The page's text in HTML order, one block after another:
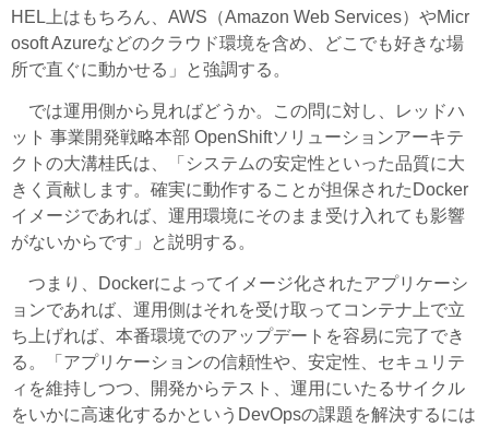
HEL上はもちろん、AWS（Amazon Web Services）やMicr
osoft Azureなどのクラウド環境を含め、どこでも好きな場
所で直ぐに動かせる」と強調する。
では運用側から見ればどうか。この問に対し、レッドハ
ット 事業開発戦略本部 OpenShiftソリューションアーキテ
クトの大溝桂氏は、「システムの安定性といった品質に大
きく貢献します。確実に動作することが担保されたDocker
イメージであれば、運用環境にそのまま受け入れても影響
がないからです」と説明する。
つまり、Dockerによってイメージ化されたアプリケーシ
ョンであれば、運用側はそれを受け取ってコンテナ上で立
ち上げれば、本番環境でのアップデートを容易に完了でき
る。「アプリケーションの信頼性や、安定性、セキュリテ
ィを維持しつつ、開発からテスト、運用にいたるサイクル
をいかに高速化するかというDevOpsの課題を解決するには